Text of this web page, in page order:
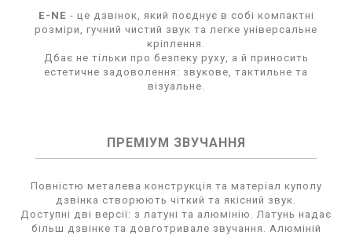
E-NE - це дзвінок, який поєднує в собі компактні
розміри, гучний чистий звук та легке універсальне
кріплення.
Дбає не тільки про безпеку руху, а й приносить
естетичне задоволення: звукове, тактильне та
візуальне.
ПРЕМІУМ ЗВУЧАННЯ
Повністю металева конструкція та матеріал куполу
дзвінка створюють чіткий та якісний звук.
Доступні дві версії: з латуні та алюмінію. Латунь надає
більш дзвінке та довготривале звучання. Алюміній